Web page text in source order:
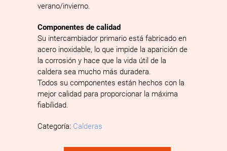
verano/invierno.
Componentes de calidad
Su intercambiador primario está fabricado en
acero inoxidable, lo que impide la aparición de
la corrosión y hace que la vida útil de la
caldera sea mucho más duradera.
Todos su componentes están hechos con la
mejor calidad para proporcionar la máxima
fiabilidad.
Categoría: Calderas